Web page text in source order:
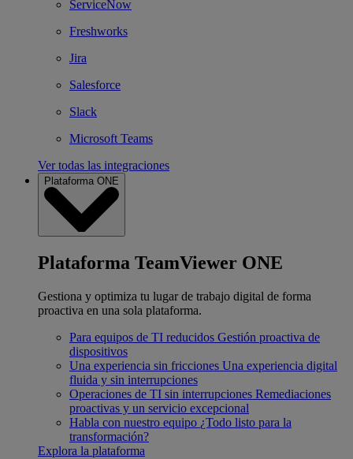
ServiceNow
Freshworks
Jira
Salesforce
Slack
Microsoft Teams
Ver todas las integraciones
Plataforma ONE
Plataforma TeamViewer ONE
Gestiona y optimiza tu lugar de trabajo digital de forma
proactiva en una sola plataforma.
Para equipos de TI reducidos Gestión proactiva de
dispositivos
Una experiencia sin fricciones Una experiencia digital
fluida y sin interrupciones
Operaciones de TI sin interrupciones Remediaciones
proactivas y un servicio excepcional
Habla con nuestro equipo ¿Todo listo para la
transformación?
Explora la plataforma